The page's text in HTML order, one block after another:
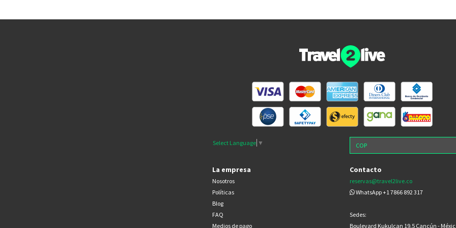
Select Language ▼
La empresa
Nosotros
Políticas
Blog
FAQ
Medios de pago
Contacto
reservas@travel2live.co
WhatsApp +1 7866 892 317
Sedes:
Boulevard Kukulcan 19.5 Cancún -